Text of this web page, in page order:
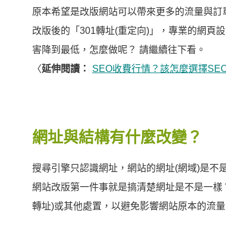
原本希望是改版網站可以帶來更多的流量與
改版後的「301轉址(重定向)」，專業的網頁
害降到最低，怎麼做呢？ 請繼續往下看。
〈延伸閱讀： SEO收費行情？該怎麼選擇
網址與結構有什麼改變？
搜尋引擎只認識網址，網站的網址(網域)是不
網站改版第一件事就是搞清楚網址是不是一
轉址)或其他處置，以避免影響網站原本的流量